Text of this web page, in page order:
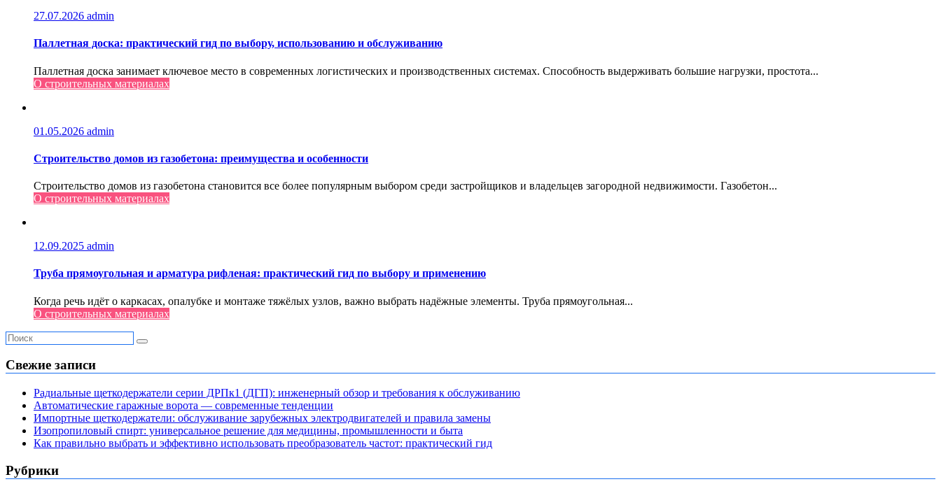
27.07.2026 admin
Паллетная доска: практический гид по выбору, использованию и обслуживанию
Паллетная доска занимает ключевое место в современных логистических и производственных системах. Способность выдерживать большие нагрузки, простота...
О строительных материалах
01.05.2026 admin
Строительство домов из газобетона: преимущества и особенности
Строительство домов из газобетона становится все более популярным выбором среди застройщиков и владельцев загородной недвижимости. Газобетон...
О строительных материалах
12.09.2025 admin
Труба прямоугольная и арматура рифленая: практический гид по выбору и применению
Когда речь идёт о каркасах, опалубке и монтаже тяжёлых узлов, важно выбрать надёжные элементы. Труба прямоугольная...
О строительных материалах
Свежие записи
Радиальные щеткодержатели серии ДРПк1 (ДГП): инженерный обзор и требования к обслуживанию
Автоматические гаражные ворота — современные тенденции
Импортные щеткодержатели: обслуживание зарубежных электродвигателей и правила замены
Изопропиловый спирт: универсальное решение для медицины, промышленности и быта
Как правильно выбрать и эффективно использовать преобразователь частот: практический гид
Рубрики